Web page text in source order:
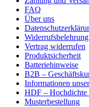
FAQ
Über uns
Widerrufsbelehrung
Vertrag widerrufen
Produktsicherheit
Batteriehinweise
B2B –
Informationen
HDF – Hochdichte
Musterbestellung